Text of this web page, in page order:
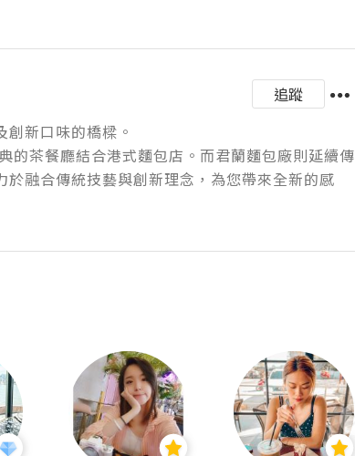
追蹤
新口味的橋樑。
的茶餐廳結合港式麵包店。而君蘭麵包廠則延續傳
融合傳統技藝與創新理念，為您帶來全新的感